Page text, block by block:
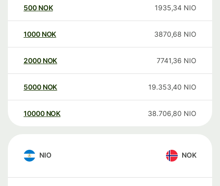
500 NOK 1935,34 NIO
1000 NOK 3870,68 NIO
2000 NOK 7741,36 NIO
5000 NOK 19.353,40 NIO
10000 NOK 38.706,80 NIO
NIO NOK